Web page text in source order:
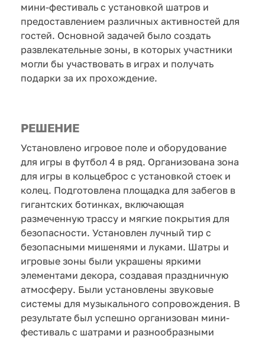
мини-фестиваль с установкой шатров и
предоставлением различных активностей для
гостей. Основной задачей было создать
развлекательные зоны, в которых участники
могли бы участвовать в играх и получать
подарки за их прохождение.
РЕШЕНИЕ
Установлено игровое поле и оборудование
для игры в футбол 4 в ряд. Организована зона
для игры в кольцеброс с установкой стоек и
колец. Подготовлена площадка для забегов в
гигантских ботинках, включающая
размеченную трассу и мягкие покрытия для
безопасности. Установлен лучный тир с
безопасными мишенями и луками. Шатры и
игровые зоны были украшены яркими
элементами декора, создавая праздничную
атмосферу. Были установлены звуковые
системы для музыкального сопровождения. В
результате был успешно организован мини-
фестиваль с шатрами и разнообразными